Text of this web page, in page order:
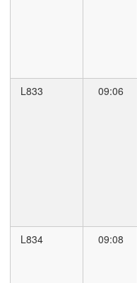
L833 09:06
L834 09:08